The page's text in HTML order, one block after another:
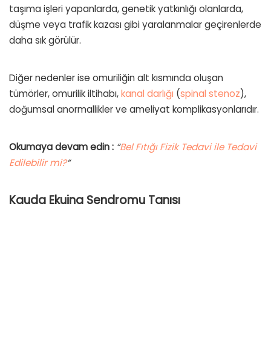
taşıma işleri yapanlarda, genetik yatkınlığı olanlarda,
düşme veya trafik kazası gibi yaralanmalar geçirenlerde
daha sık görülür.
Diğer nedenler ise omuriliğin alt kısmında oluşan
tümörler, omurilik iltihabı,kanal darlığı (spinal stenoz),
doğumsal anormallikler ve ameliyat komplikasyonlarıdır.
Okumaya devam edin : “Bel Fıtığı Fizik Tedavi ile Tedavi
Edilebilir mi?“
Kauda Ekuina Sendromu Tanısı